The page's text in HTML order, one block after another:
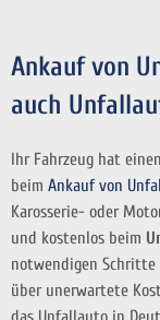
Ankauf von
auch
Ihr Fahrzeug hat
beim Ankauf von
Karosserie- oder
und kostenlos beim
notwendigen Schritte
über unerwartete